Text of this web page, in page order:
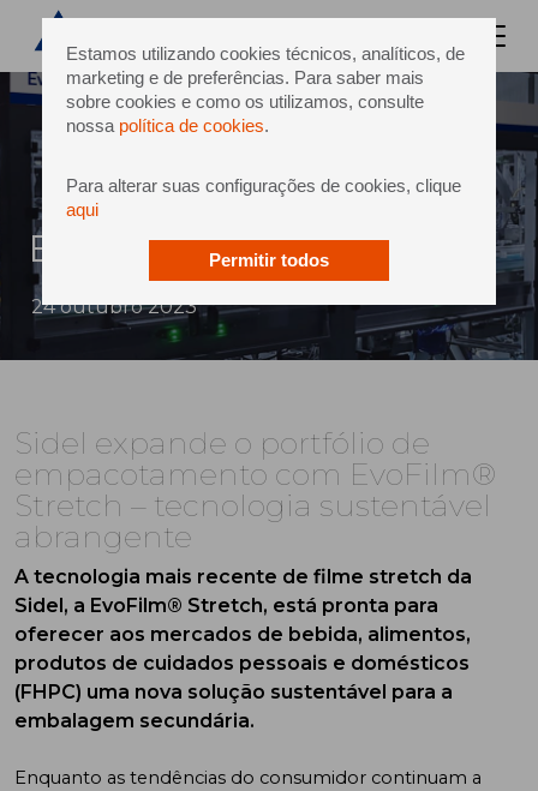
Estamos utilizando cookies técnicos, analíticos, de
marketing e de preferências. Para saber mais
sobre cookies e como os utilizamos, consulte
nossa política de cookies.
Para alterar suas configurações de cookies, clique
aqui
Permitir todos
EvoFilm Stretch
24 outubro 2023
Sidel expande o portfólio de
empacotamento com EvoFilm®
Stretch – tecnologia sustentável
abrangente
A tecnologia mais recente de filme stretch da
Sidel, a EvoFilm® Stretch, está pronta para
oferecer aos mercados de bebida, alimentos,
produtos de cuidados pessoais e domésticos
(FHPC) uma nova solução sustentável para a
embalagem secundária.
Enquanto as tendências do consumidor continuam a